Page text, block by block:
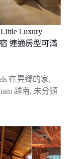
Luxury
連通房型可滿
在異鄉的家,
越南, 未分類